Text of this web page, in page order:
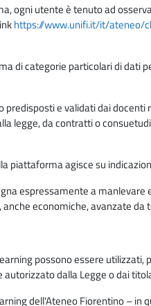
ogni utente è tenuto ad
https://www.unifi.it/it/
di categorie particolari di dati
e validati dai
legge, da contratti o
piattaforma agisce su
espressamente a
economiche, avanzate
possono essere
dalla Legge o dai
dell'Ateneo Fiorentino – in